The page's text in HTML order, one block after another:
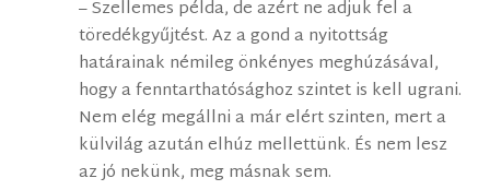
– Szellemes példa, de azért ne adjuk fel a
töredékgyűjtést. Az a gond a nyitottság
határainak némileg önkényes meghúzásával,
hogy a fenntarthatósághoz szintet is kell ugrani.
Nem elég megállni a már elért szinten, mert a
külvilág azután elhúz mellettünk. És nem lesz
az jó nekünk, meg másnak sem.